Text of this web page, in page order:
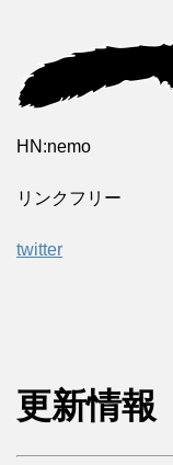
HN:nemo
リンクフリー
twitter
更新情報